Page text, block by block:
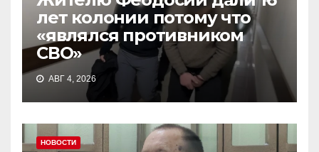
лет колонии потому что
«являлся противником
СВО»
АВГ 4, 2026
НОВОСТИ